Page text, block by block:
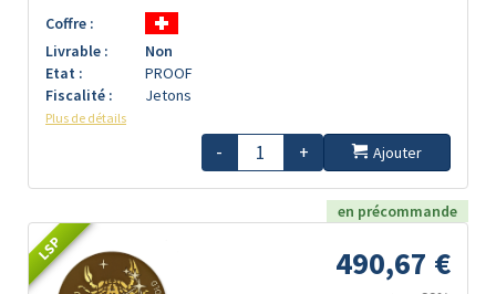
Coffre :
Livrable :
Non
Etat :
PROOF
Fiscalité :
Jetons
Plus de détails
- + Ajouter
en précommande
LSP 490,67 €